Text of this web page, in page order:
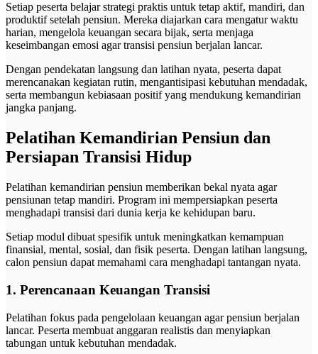
Setiap peserta belajar strategi praktis untuk tetap aktif, mandiri, dan
produktif setelah pensiun. Mereka diajarkan cara mengatur waktu
harian, mengelola keuangan secara bijak, serta menjaga
keseimbangan emosi agar transisi pensiun berjalan lancar.
Dengan pendekatan langsung dan latihan nyata, peserta dapat
merencanakan kegiatan rutin, mengantisipasi kebutuhan mendadak,
serta membangun kebiasaan positif yang mendukung kemandirian
jangka panjang.
Pelatihan Kemandirian Pensiun dan
Persiapan Transisi Hidup
Pelatihan kemandirian pensiun memberikan bekal nyata agar
pensiunan tetap mandiri. Program ini mempersiapkan peserta
menghadapi transisi dari dunia kerja ke kehidupan baru.
Setiap modul dibuat spesifik untuk meningkatkan kemampuan
finansial, mental, sosial, dan fisik peserta. Dengan latihan langsung,
calon pensiun dapat memahami cara menghadapi tantangan nyata.
1. Perencanaan Keuangan Transisi
Pelatihan fokus pada pengelolaan keuangan agar pensiun berjalan
lancar. Peserta membuat anggaran realistis dan menyiapkan
tabungan untuk kebutuhan mendadak.